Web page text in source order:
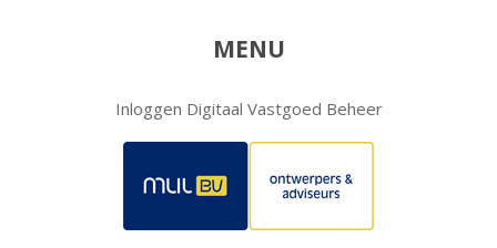
MENU
Inloggen Digitaal Vastgoed Beheer